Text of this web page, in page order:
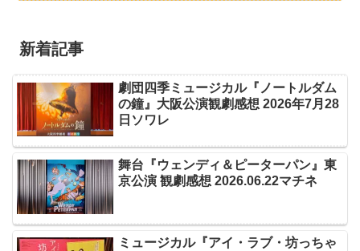
新着記事
劇団四季ミュージカル『ノートルダム
の鐘』大阪公演観劇感想 2026年7月28
日ソワレ
舞台『ウェンディ＆ピーターパン』東
京公演 観劇感想 2026.06.22マチネ
ミュージカル『アイ・ラブ・坊っちゃ